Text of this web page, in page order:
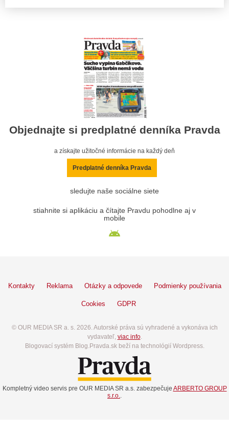
Objednajte si predplatné denníka Pravda
a získajte užitočné informácie na každý deň
Predplatné denníka Pravda
sledujte naše sociálne siete
stiahnite si aplikáciu a čítajte Pravdu pohodlne aj v
mobile
Kontakty Reklama Otázky a odpovede Podmienky používania
Cookies GDPR
© OUR MEDIA SR a. s. 2026. Autorské práva sú vyhradené a vykonáva ich
vydavateľ, viac info.
Blogovací systém Blog.Pravda.sk beží na technológií Wordpress.
Kompletný video servis pre OUR MEDIA SR a.s. zabezpečuje ARBERTO GROUP
s.r.o..